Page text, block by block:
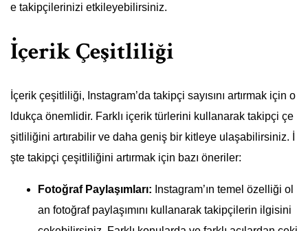
e takipçilerinizi etkileyebilirsiniz.
İçerik Çeşitliliği
İçerik çeşitliliği, Instagram’da takipçi sayısını artırmak için o
ldukça önemlidir. Farklı içerik türlerini kullanarak takipçi çe
şitliliğini artırabilir ve daha geniş bir kitleye ulaşabilirsiniz. İ
şte takipçi çeşitliliğini artırmak için bazı öneriler:
Fotoğraf Paylaşımları: Instagram’ın temel özelliği ol
an fotoğraf paylaşımını kullanarak takipçilerin ilgisini